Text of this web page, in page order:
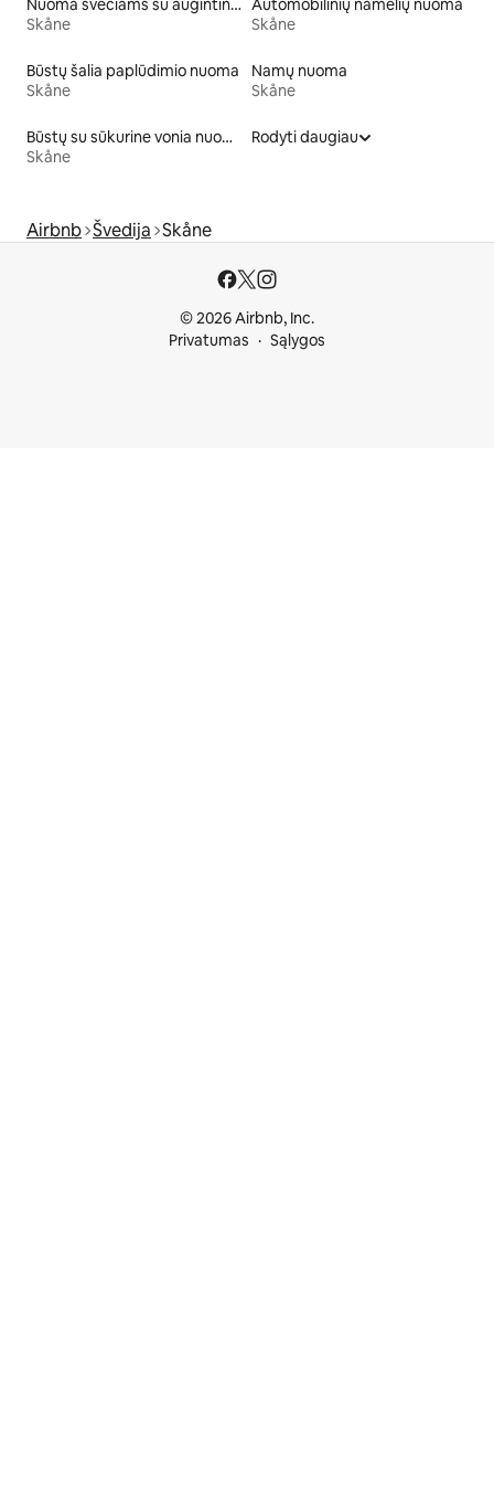
Nuoma svečiams su augintiniais
Skåne
Automobilinių namelių nuoma
Skåne
Būstų šalia paplūdimio nuoma
Skåne
Namų nuoma
Skåne
Būstų su sūkurine vonia nuoma
Skåne
Rodyti daugiau
Airbnb Švedija Skåne
© 2026 Airbnb, Inc.
Privatumas
Sąlygos